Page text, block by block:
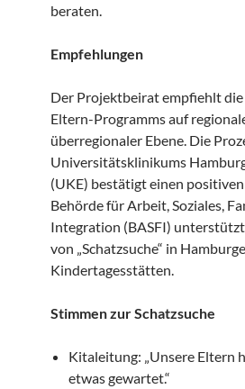
beraten.
Empfehlungen
Der Projektbeirat empfiehlt
Eltern-Programms auf
überregionaler Ebene. Die
Universitätsklinikums
(UKE) bestätigt einen
Behörde für Arbeit, Soziales,
Integration (BASFI)
von „Schatzsuche“ in
Kindertagesstätten.
Stimmen zur Schatzsuche
Kitaleitung: „Unsere Eltern
etwas gewartet.“